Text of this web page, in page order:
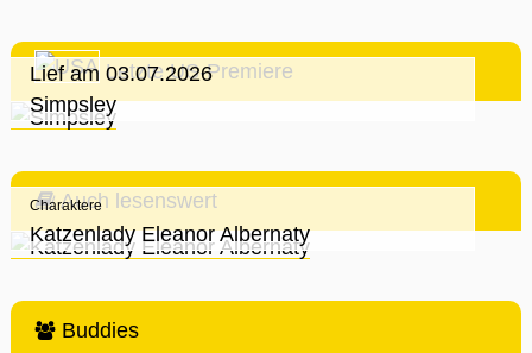
Letzte US-Premiere
Lief am 03.07.2026
Simpsley
Auch lesenswert
Charaktere
Katzenlady Eleanor Albernaty
Buddies